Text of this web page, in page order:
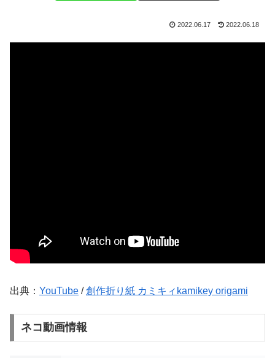
2022.06.17 2022.06.18
出典： YouTube /創作折り紙 カミキィkamikey origami
ネコ動画情報